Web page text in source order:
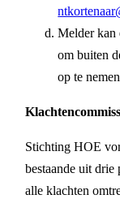
Melder kan
om buiten
op te
Stichting HOE
bestaande uit drie
alle klachten